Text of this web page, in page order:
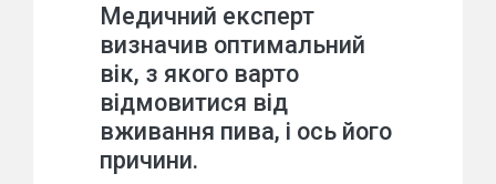
Медичний експерт
визначив оптимальний
вік, з якого варто
відмовитися від
вживання пива, і ось його
причини.